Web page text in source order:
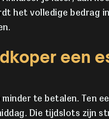
het volledige bedrag
een
minder te betalen. Ten
Die tijdslots zijn